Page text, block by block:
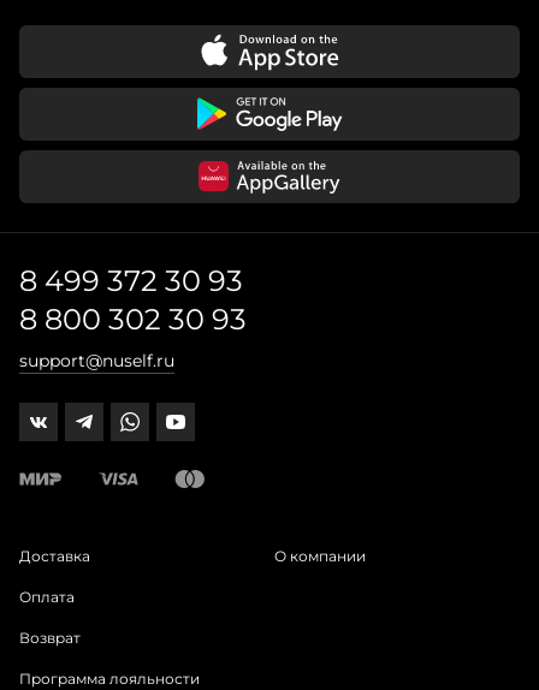
8 499 372 30 93
8 800 302 30 93
support@nuself.ru
Доставка
Оплата
Возврат
Программа лояльности
О компании